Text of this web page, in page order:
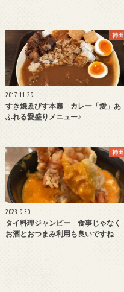
神田
2017.11.29
すき焼ゑびす本廛 カレー「愛」あ
ふれる愛盛りメニュー♪
神田
2023.9.30
タイ料理ジャンピー 食事じゃなく
お酒とおつまみ利用も良いですね